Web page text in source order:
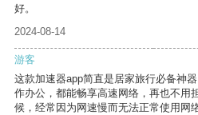
好。
2024-08-14
游客
这款加速器app简直是居家旅行必备神
作办公，都能畅享高速网络，再也不用
候，经常因为网速慢而无法正常使用网